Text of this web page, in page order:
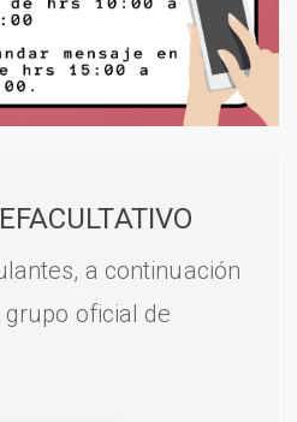
a continuación
oficial de